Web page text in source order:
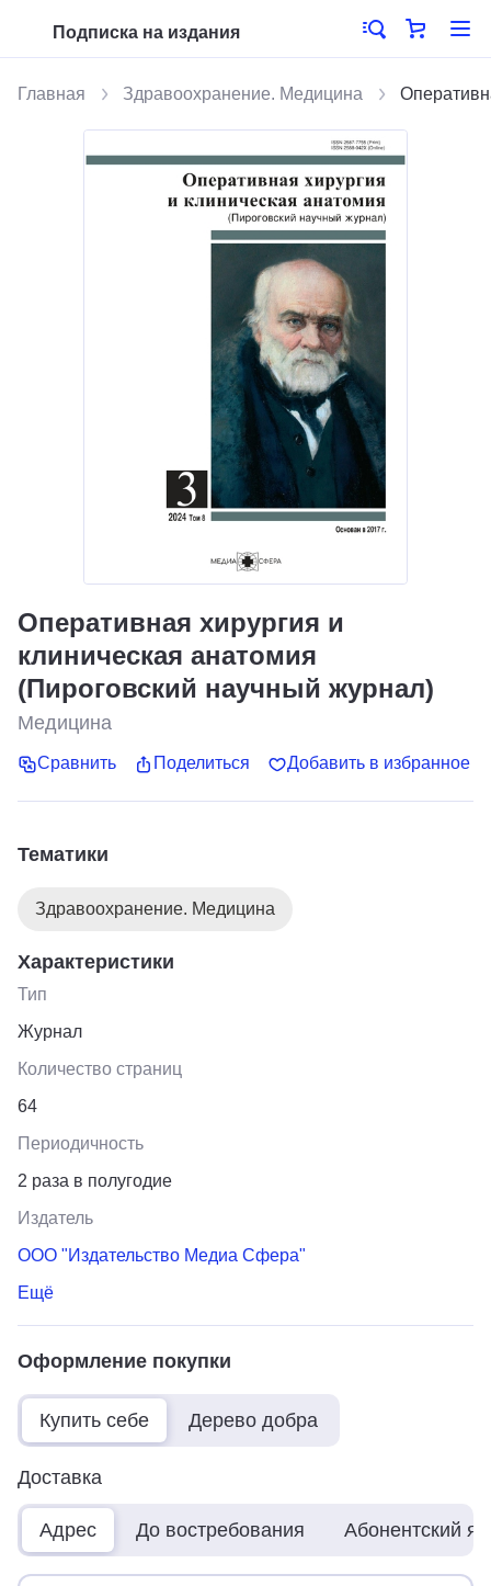
Подписка на издания
Главная Здравоохранение. Медицина
Оперативная хирургия и
клиническая анатомия
(Пироговский научный журнал)
Медицина
Сравнить Поделиться Добавить в избранное
Тематики
Здравоохранение. Медицина
Характеристики
Тип
Журнал
Количество страниц
64
Периодичность
2 раза в полугодие
Издатель
ООО "Издательство Медиа Сфера"
Ещё
Оформление покупки
Купить себе Дерево добра
Доставка
Адрес До востребования Абонентский